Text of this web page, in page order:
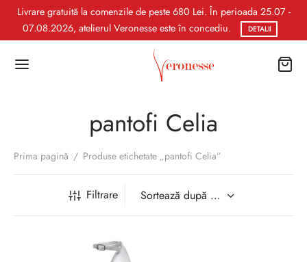
Livrare gratuită la comenzile de peste 680 Lei. În perioada 25.07 -
07.08.2026, atelierul Veronesse este în concediu.
DETALII
pantofi Celia
Prima pagină / Produse etichetate „pantofi Celia”
Filtrare